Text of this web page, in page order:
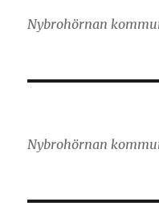
Nybrohörnan
Nybrohörnan